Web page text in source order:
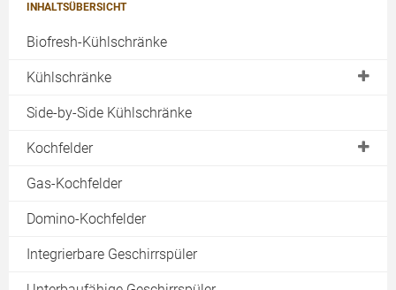
INHALTSÜBERSICHT
Biofresh-Kühlschränke
Kühlschränke
Auswahlkriterium "Stromverbrauch"
Feature "Null-Grad-Zone"
Design-Kühlschränke
Standkühlschränke
Retro-Kühlschränke
Side-by-Side Kühlschränke
Kochfelder
Glaskeramik-Kochfelder
Cerankochfelder
Gas-Kochfelder
Domino-Kochfelder
Integrierbare Geschirrspüler